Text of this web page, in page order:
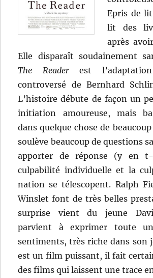
Epris de
lit des
après
Elle disparaît soudainement
The Readerest
controversé de Bernhard
L’histoire débute de façon un
initiation amoureuse, mais
dans quelque chose de
soulève beaucoup de questions
apporter de réponse (y en
culpabilité individuelle et la
nation se télescopent. Ralph
Winslet font de très belles
surprise vient du jeune
parvient à exprimer toute
sentiments, très riche dans son
est un film puissant, il fait
des films qui laissent une trace